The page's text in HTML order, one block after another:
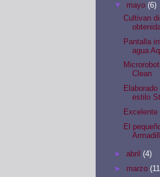
▼ mayo (6)
Cultivan
Pantalla
agua
Clean
estilo
Excelente
El
► abril (4)
► marzo